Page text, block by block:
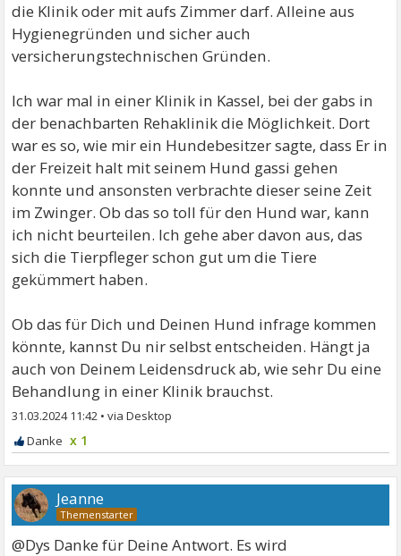
die Klinik oder mit aufs Zimmer darf. Alleine aus
Hygienegründen und sicher auch
versicherungstechnischen Gründen.
Ich war mal in einer Klinik in Kassel, bei der gabs in
der benachbarten Rehaklinik die Möglichkeit. Dort
war es so, wie mir ein Hundebesitzer sagte, dass Er in
der Freizeit halt mit seinem Hund gassi gehen
konnte und ansonsten verbrachte dieser seine Zeit
im Zwinger. Ob das so toll für den Hund war, kann
ich nicht beurteilen. Ich gehe aber davon aus, das
sich die Tierpfleger schon gut um die Tiere
gekümmert haben.
Ob das für Dich und Deinen Hund infrage kommen
könnte, kannst Du nir selbst entscheiden. Hängt ja
auch von Deinem Leidensdruck ab, wie sehr Du eine
Behandlung in einer Klinik brauchst.
31.03.2024 11:42 •
x 1
Jeanne
@Dys Danke für Deine Antwort. Es wird